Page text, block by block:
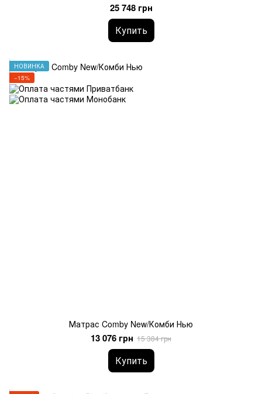
25 748 грн
Купить
НОВИНКА
−15%
Матрас Comby New/Комби Нью
13 076 грн 15 384 грн
Купить